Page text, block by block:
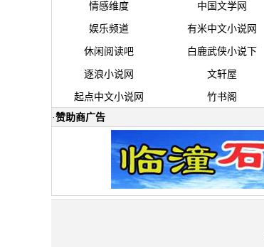
情感维度 中国文学网
娱乐频道 有米中文小说网
休闲阅读吧 白鹿武侠小说下
逐浪小说网 文轩屋
起点中文小说网 竹书阁
·赞助商广告